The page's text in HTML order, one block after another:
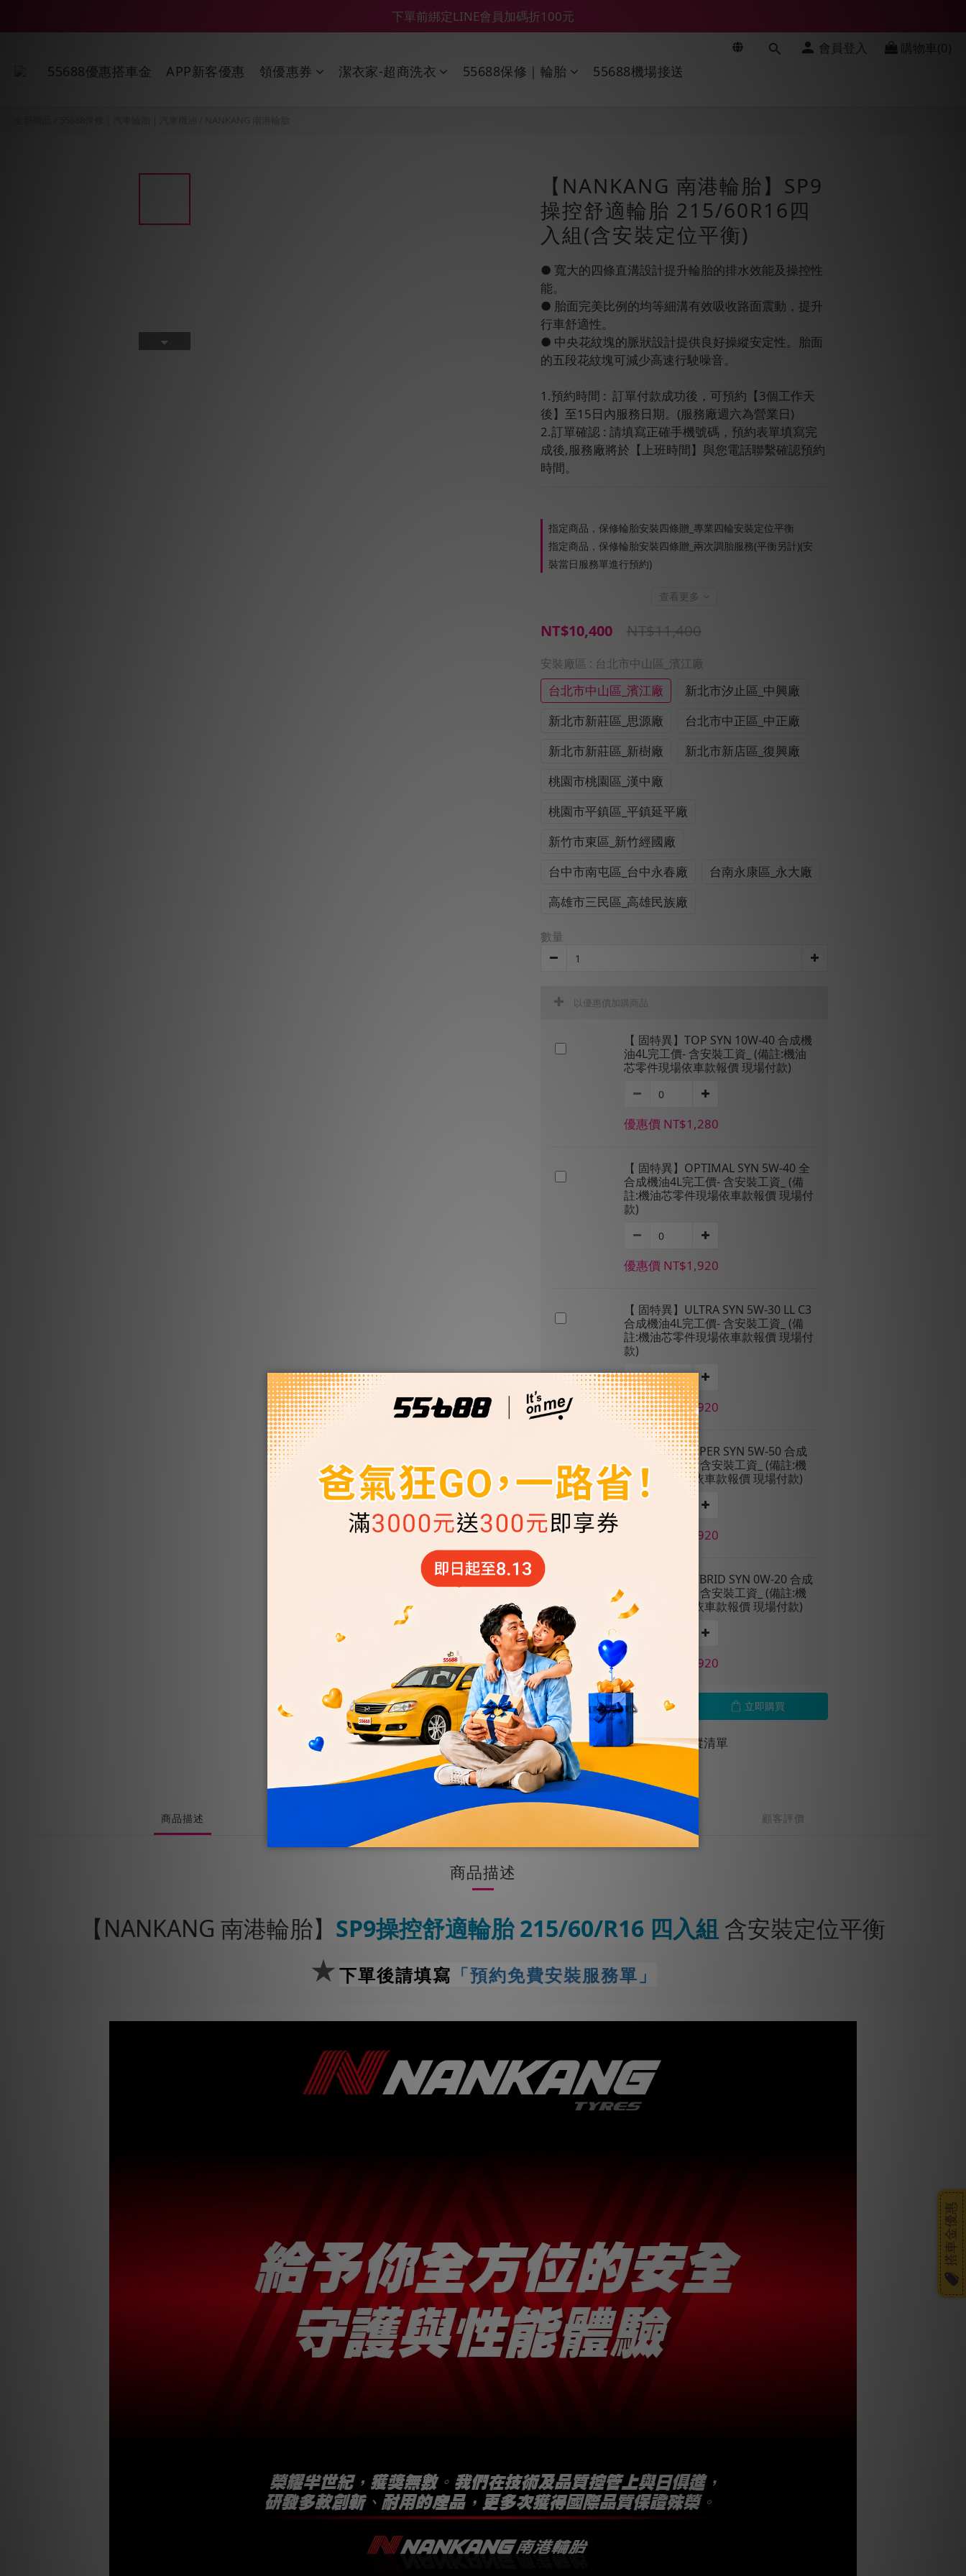
【鑽石熊/金熊新客首購限定】優惠搭車金
【55688商城】6 月年中慶滿額贈品發送延遲公告
會員登入 購物車(0)
55688優惠搭車金 APP新客優惠 領優惠券 潔衣家-超商洗衣 55688保修｜輪胎 55688機場接送
【NANKANG 南港輪胎】SP9
操控舒適輪胎 215/60R16四
入組(含安裝定位平衡)
● 寬大的四條直溝設計提升輪胎的排水效能及操控性
能。
● 胎面完美比例的均等細溝有效吸收路面震動，提升
行車舒適性。
● 中央花紋塊的脈狀設計提供良好操縱安定性。胎面
的五段花紋塊可減少高速行駛噪音。
1.預約時間 :  訂單付款成功後，可預約【3個工作天
後】至15日內服務日期。(服務廠週六為營業日)
2.訂單確認 : 請填寫正確手機號碼，預約表單填寫完
成後,服務廠將於【上班時間】與您電話聯繫確認預約
時間。
指定商品，保修輪胎安裝四條贈_專業四輪安裝定位平衡
指定商品，保修輪胎安裝四條贈_兩次調胎服務(平衡另計)(安
裝當日服務單進行預約)
查看更多
NT$10,400 NT$11,400
安裝廠區 : 台北市中山區_濱江廠
台北市中山區_濱江廠
新北市汐止區_中興廠
新北市新莊區_思源廠
台北市中正區_中正廠
新北市新莊區_新樹廠
新北市新店區_復興廠
桃園市桃園區_漢中廠
桃園市平鎮區_平鎮延平廠
新竹市東區_新竹經國廠
台中市南屯區_台中永春廠
台南永康區_永大廠
高雄市三民區_高雄民族廠
數量
以優惠價加購商品
【 固特異】TOP SYN 10W-40 合成機
油4L完工價- 含安裝工資_ (備註:機油
芯零件現場依車款報價 現場付款)
優惠價 NT$1,280
【 固特異】OPTIMAL SYN 5W-40 全
合成機油4L完工價- 含安裝工資_ (備
註:機油芯零件現場依車款報價 現場付
款)
優惠價 NT$1,920
【 固特異】ULTRA SYN 5W-30 LL C3
合成機油4L完工價- 含安裝工資_ (備
註:機油芯零件現場依車款報價 現場付
款)
優惠價 NT$1,920
【 固特異】SUPER SYN 5W-50 合成
機油4L完工價- 含安裝工資_ (備註:機
油芯零件現場依車款報價 現場付款)
優惠價 NT$1,920
【 固特異】HYBRID SYN 0W-20 合成
機油4L完工價- 含安裝工資_ (備註:機
油芯零件現場依車款報價 現場付款)
優惠價 NT$1,920
加入購物車 立即購買
加入追蹤清單
商品描述 送貨及付款方式 顧客評價
商品描述
【NANKANG 南港輪胎】 SP9操控舒適輪胎 215/60/R16 四入組 含安裝定位平衡
★下單後請填寫 「預約免費安裝服務單」
搭車金優惠